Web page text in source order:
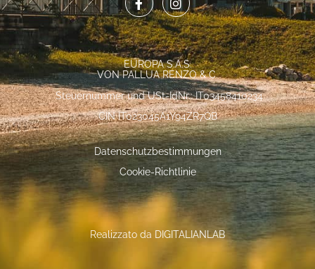
EUROPA S.A.S.
VON PALLUA RENZO & C.
Steuernummer und USt-IdNr.: IT03458410234
CIN IT023045A1Y94ZR7QB
Datenschutzbestimmungen
Cookie-Richtlinie
Realizzato da DIGITALIANLAB